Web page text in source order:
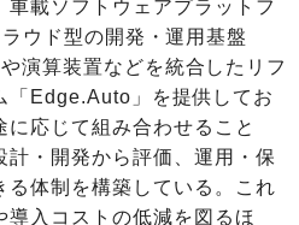
載ソフトウェアプラットフ
ウド型の開発・運用基盤
演算装置などを統合したリフ
「Edge.Auto」を提供してお
に応じて組み合わせること
計・開発から評価、運用・保
る体制を構築している。これ
導入コストの低減を図るほ